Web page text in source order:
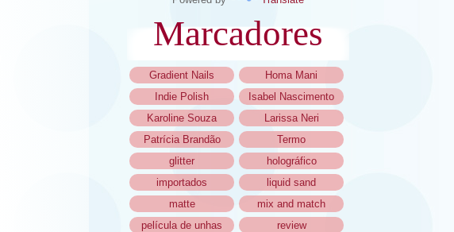
Marcadores
Gradient Nails
Homa Mani
Indie Polish
Isabel Nascimento
Karoline Souza
Larissa Neri
Patrícia Brandão
Termo
glitter
holográfico
importados
liquid sand
matte
mix and match
película de unhas
review